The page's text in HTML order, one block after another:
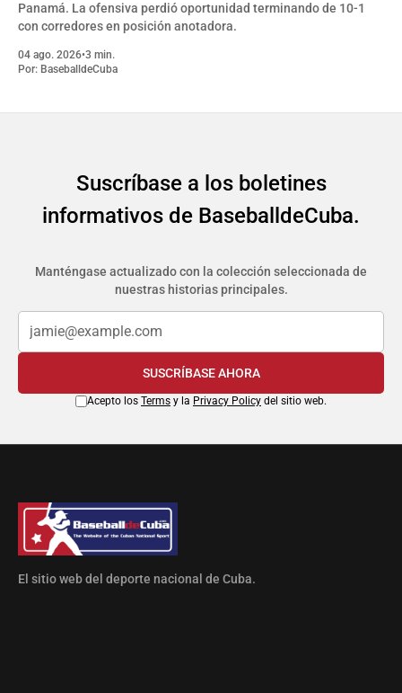
Panamá. La ofensiva perdió oportunidad terminando de 10-1
con corredores en posición anotadora.
04 ago. 2026•3 min.
Por: BaseballdeCuba
Suscríbase a los boletines
informativos de BaseballdeCuba.
Manténgase actualizado con la colección seleccionada de
nuestras historias principales.
SUSCRÍBASE AHORA
Acepto los Terms y la Privacy Policy del sitio web.
El sitio web del deporte nacional de Cuba.